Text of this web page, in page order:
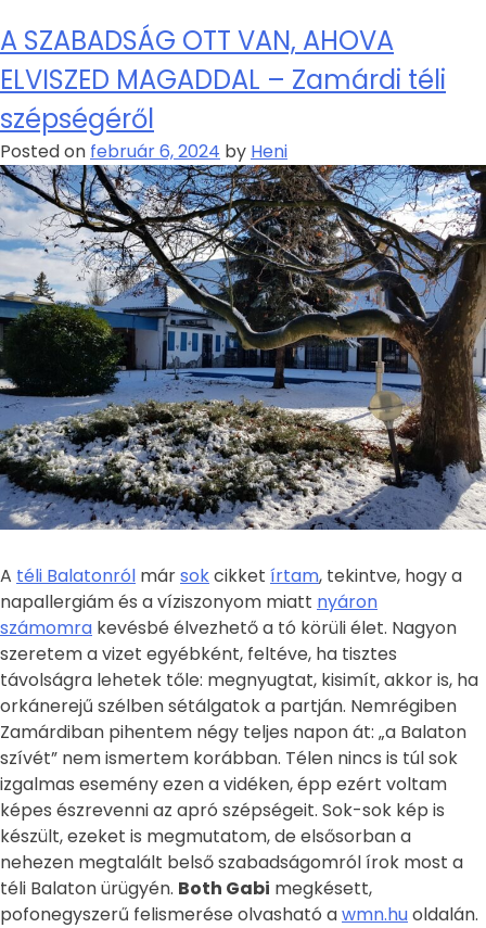
A SZABADSÁG OTT VAN, AHOVA
ELVISZED MAGADDAL – Zamárdi téli
szépségéről
Posted on február 6, 2024 by Heni
A téli Balatonról mársokcikket írtam, tekintve, hogy a
napallergiám és a víziszonyom miatt nyáron
számomra kevésbé élvezhető a tó körüli élet. Nagyon
szeretem a vizet egyébként, feltéve, ha tisztes
távolságra lehetek tőle: megnyugtat, kisimít, akkor is, ha
orkánerejű szélben sétálgatok a partján. Nemrégiben
Zamárdiban pihentem négy teljes napon át: „a Balaton
szívét” nem ismertem korábban. Télen nincs is túl sok
izgalmas esemény ezen a vidéken, épp ezért voltam
képes észrevenni az apró szépségeit. Sok-sok kép is
készült, ezeket is megmutatom, de elsősorban a
nehezen megtalált belső szabadságomról írok most a
téli Balaton ürügyén. Both Gabi megkésett,
pofonegyszerű felismerése olvasható awmn.huoldalán.